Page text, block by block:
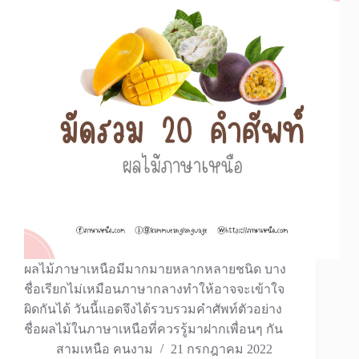
ผลไม้ภาษาเหนือมีมากมายหลากหลายชนิด บาง
ชื่อเรียกไม่เหมือนภาษากลางทำให้อาจจะเข้าใจ
ผิดกันได้ วันนี้แอดจึงได้รวบรวมคำศัพท์ตัวอย่าง
ชื่อผลไม้ในภาษาเหนือที่ควรรู้มาฝากเพื่อนๆ กัน
สามเหนือ คนงาม
21 กรกฎาคม 2022